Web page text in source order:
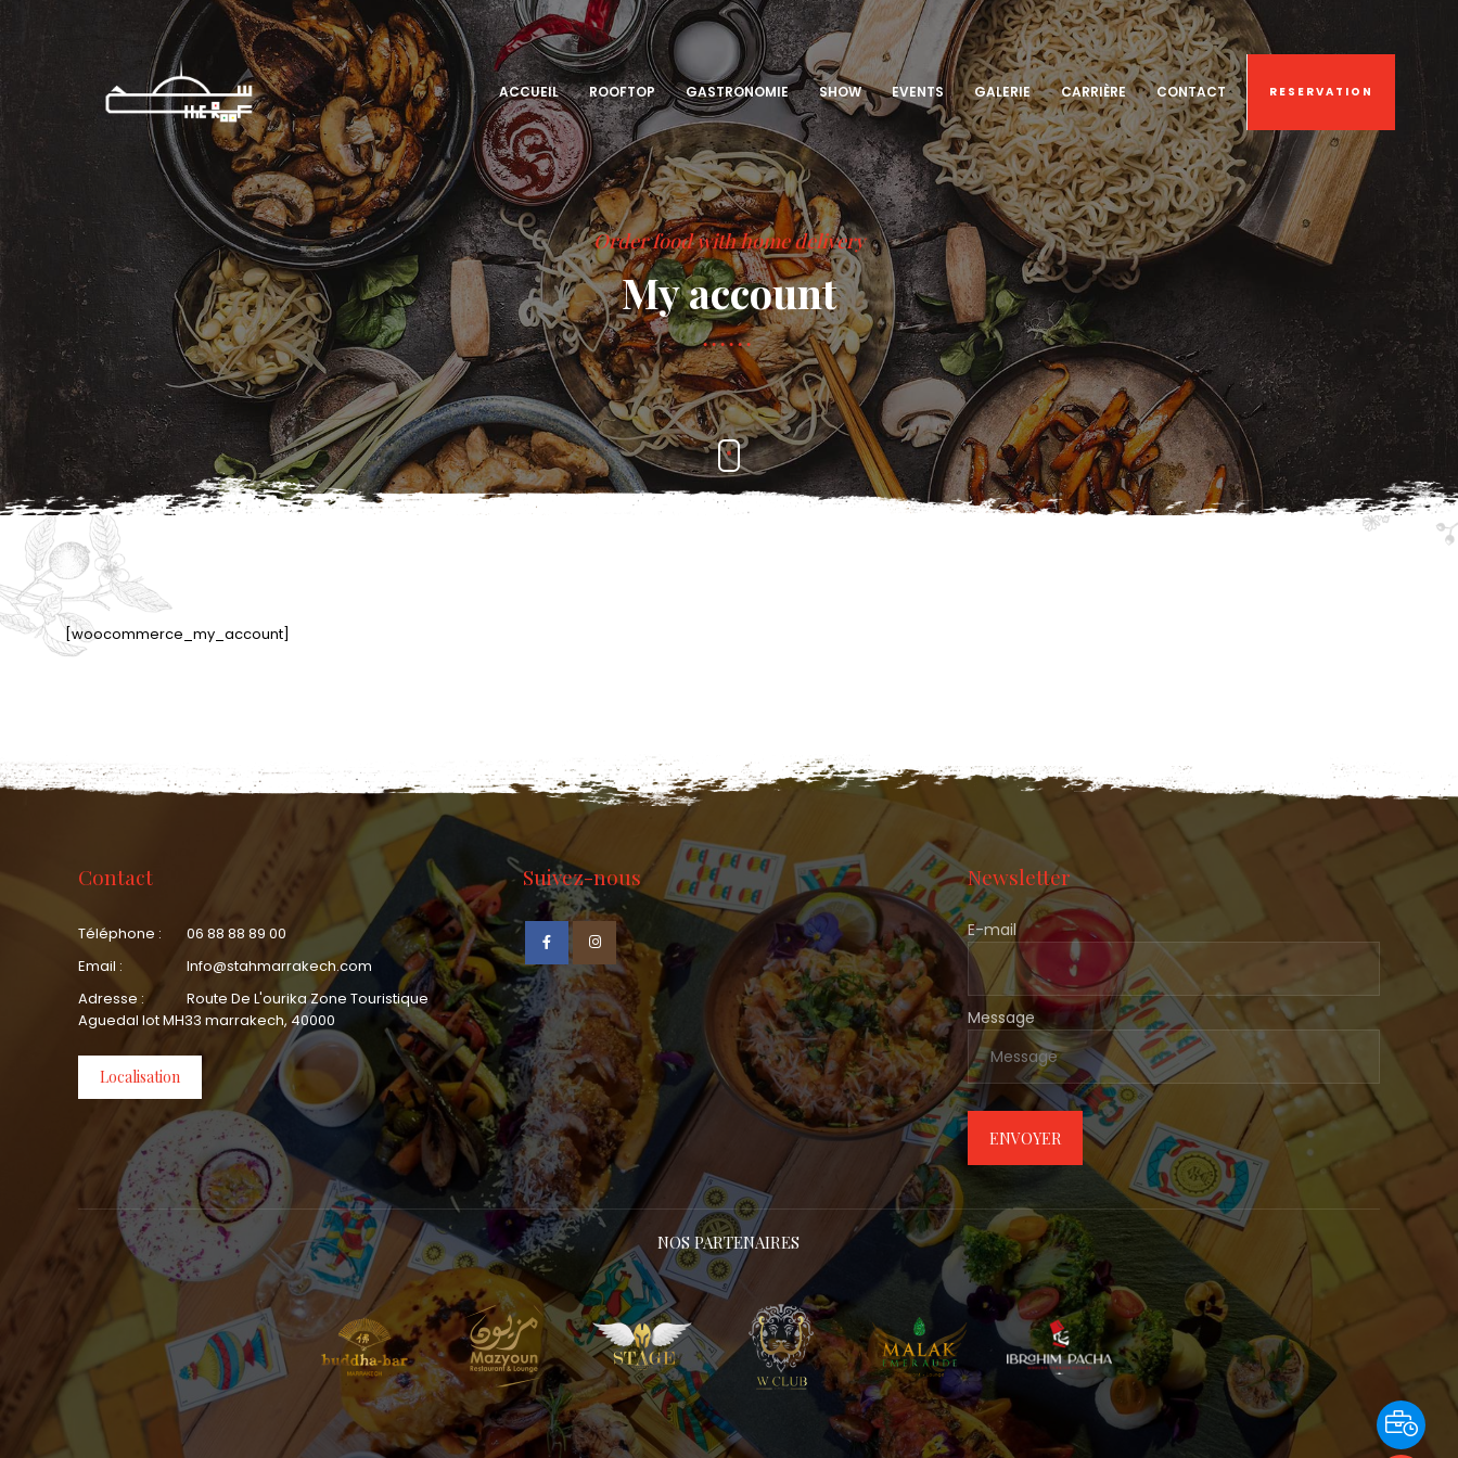
RESERVATION
ACCUEIL ROOFTOP GASTRONOMIE SHOW EVENTS GALERIE CARRIÈRE CONTACT
Order food with home delivery
My account
[woocommerce_my_account]
Contact
Téléphone :
06 88 88 89 00
Email :
Info@stahmarrakech.com
Adresse :
Route De L'ourika Zone Touristique
Aguedal lot MH33 marrakech, 40000
Localisation
Suivez-nous Newsletter
E-mail
Message
NOS PARTENAIRES